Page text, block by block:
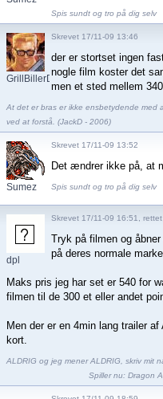
Spis sundt og tro på dig selv
GrillBillerDK
Skrevet 17/11-09 13:46
der er stortset ingen
nogle film koster det
men et sted mellem
At det er bras er ikke ensbetydende med
ved at forstå. (JackD - 2006)
Sumez
Skrevet 17/11-09 13:52
Det ændrer ikke på, at
Spis sundt og tro på dig selv
dpl
Skrevet 17/11-09 16:51,
Tryk på filmen og
på deres normale
Maks pris jeg har set er 540 for
filmen til de 300 et eller andet
Men der er en 4min lang trailer
kort.
ALDRIG og jeg mener ALDRIG, skriv mit
Spiller nu: Dragon